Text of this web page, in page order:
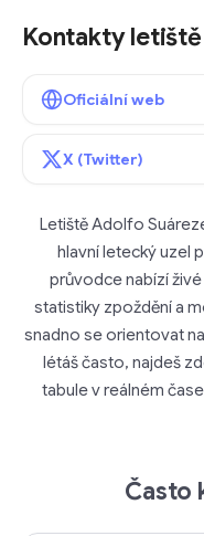
Kontakty letiště
Oficiální web
X (Twitter)
Letiště Adolfo
hlavní letecký uzel
průvodce nabízí
statistiky zpoždění a
snadno se orientovat
létáš často, najdeš
tabule v reálném
Často